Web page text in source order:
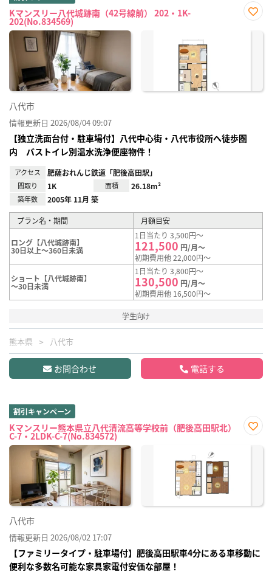
Kマンスリー八代城跡南（42号線前） 202・1K-
202(No.834569)
に入
八代市
情報更新日 2026/08/04 09:07
【独立洗面台付・駐車場付】八代中心街・八代市役所へ徒歩圏
内 バストイレ別温水洗浄便座物件！
アクセス 肥薩おれんじ鉄道「肥後高田駅」
間取り 1K 面積 26.18m²
築年数 2005年 11月 築
プラン名・期間 月額目安
ロング【八代城跡南】
30日以上～360日未満
1日当たり 3,500円～
121,500 円/月～
初期費用他 22,000円～
ショート【八代城跡南】
～30日未満
1日当たり 3,800円～
130,500 円/月～
初期費用他 16,500円～
学生向け
熊本県 八代市
お問合わせ 電話する
割引キャンペーン
Kマンスリー熊本県立八代清流高等学校前（肥後高田駅北）
C-7・2LDK-C-7(No.834572)
に入
八代市
情報更新日 2026/08/02 17:07
【ファミリータイプ・駐車場付】肥後高田駅車4分にある車移動に
便利な多数名可能な家具家電付安価な部屋！